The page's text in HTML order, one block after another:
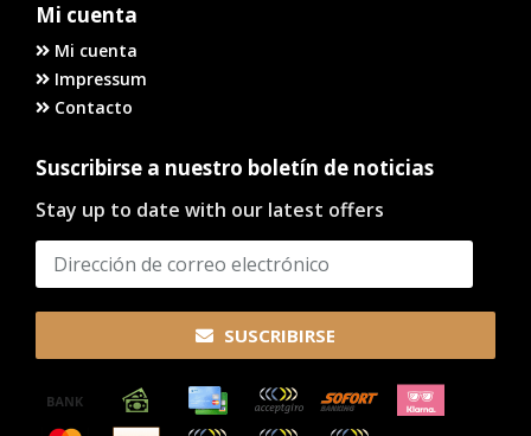
Mi cuenta
Mi cuenta
Impressum
Contacto
Suscribirse a nuestro boletín de noticias
Stay up to date with our latest offers
SUSCRIBIRSE